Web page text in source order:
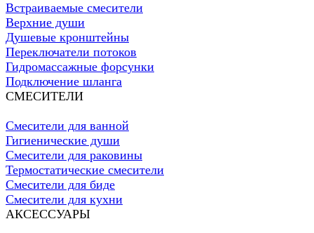
Встраиваемые смесители
Верхние души
Душевые кронштейны
Переключатели потоков
Гидромассажные форсунки
Подключение шланга
СМЕСИТЕЛИ
Смесители для ванной
Гигиенические души
Смесители для раковины
Термостатические смесители
Смесители для биде
Смесители для кухни
АКСЕССУАРЫ